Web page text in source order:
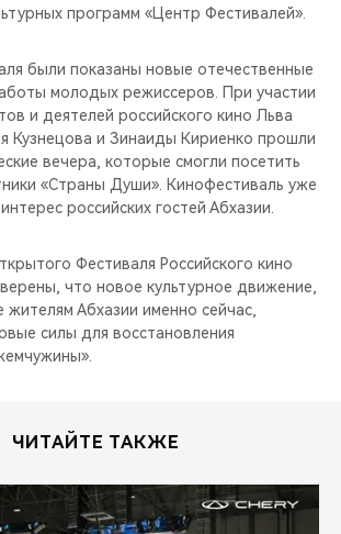
программ «Центр Фестивалей».
были показаны новые отечественные
молодых режиссеров. При участии
и деятелей российского кино Льва
Кузнецова и Зинаиды Кириенко прошли
вечера, которые смогли посетить
«Страны Души». Кинофестиваль уже
российских гостей Абхазии.
Фестиваля Российского кино
что новое культурное движение,
Абхазии именно сейчас,
силы для восстановления
ЧИТАЙТЕ ТАКЖЕ